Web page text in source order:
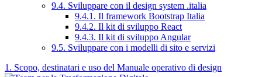
9.4. Sviluppare con il design system .italia
9.4.1. Il framework Bootstrap Italia
9.4.2. Il kit di sviluppo React
9.4.3. Il kit di sviluppo Angular
9.5. Sviluppare con i modelli di sito e servizi
1. Scopo, destinatari e uso del Manuale operativo di design